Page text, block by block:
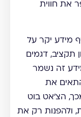
את חווית
מידע יקר על
תקציב, דגמים
זה נשמר
את
הצ'אט בוט
ולהפנות רק את